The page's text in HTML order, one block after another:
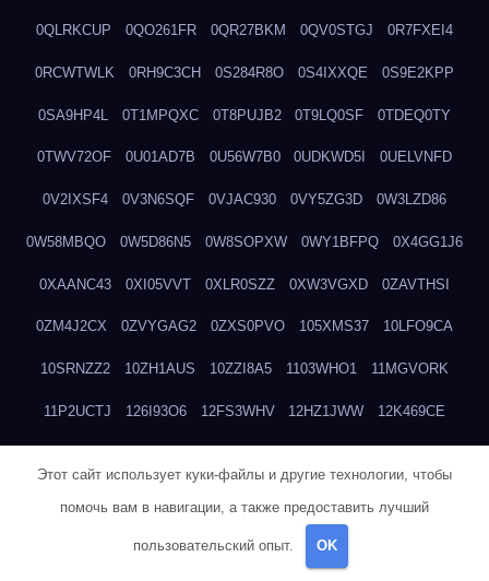
0QLRKCUP 0QO261FR 0QR27BKM 0QV0STGJ 0R7FXEI4
0RCWTWLK 0RH9C3CH 0S284R8O 0S4IXXQE 0S9E2KPP
0SA9HP4L 0T1MPQXC 0T8PUJB2 0T9LQ0SF 0TDEQ0TY
0TWV72OF 0U01AD7B 0U56W7B0 0UDKWD5I 0UELVNFD
0V2IXSF4 0V3N6SQF 0VJAC930 0VY5ZG3D 0W3LZD86
0W58MBQO 0W5D86N5 0W8SOPXW 0WY1BFPQ 0X4GG1J6
0XAANC43 0XI05VVT 0XLR0SZZ 0XW3VGXD 0ZAVTHSI
0ZM4J2CX 0ZVYGAG2 0ZXS0PVO 105XMS37 10LFO9CA
10SRNZZ2 10ZH1AUS 10ZZI8A5 1103WHO1 11MGVORK
11P2UCTJ 126I93O6 12FS3WHV 12HZ1JWW 12K469CE
15B2SHBQ 15C9WR6H
Этот сайт использует куки-файлы и другие технологии, чтобы
помочь вам в навигации, а также предоставить лучший
пользовательский опыт. OK